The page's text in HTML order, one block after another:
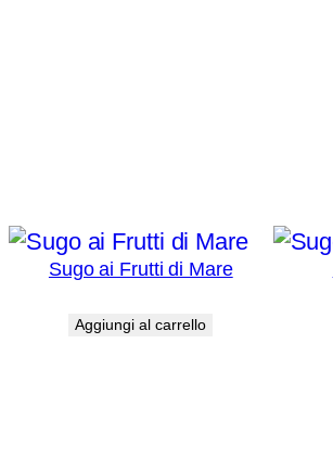
Sugo ai Frutti di Mare
Aggiungi al carrello